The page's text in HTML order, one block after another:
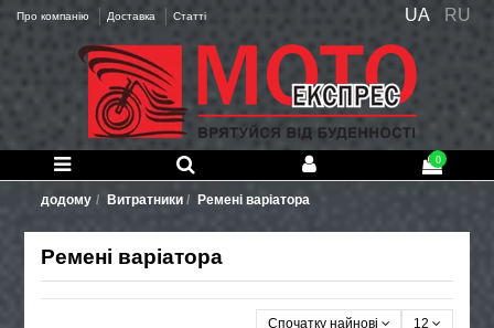
Про компанію Доставка Статті UA RU
0
додому Витратники Ремені варіатора
Ремені варіатора
Спочатку найновіші 12